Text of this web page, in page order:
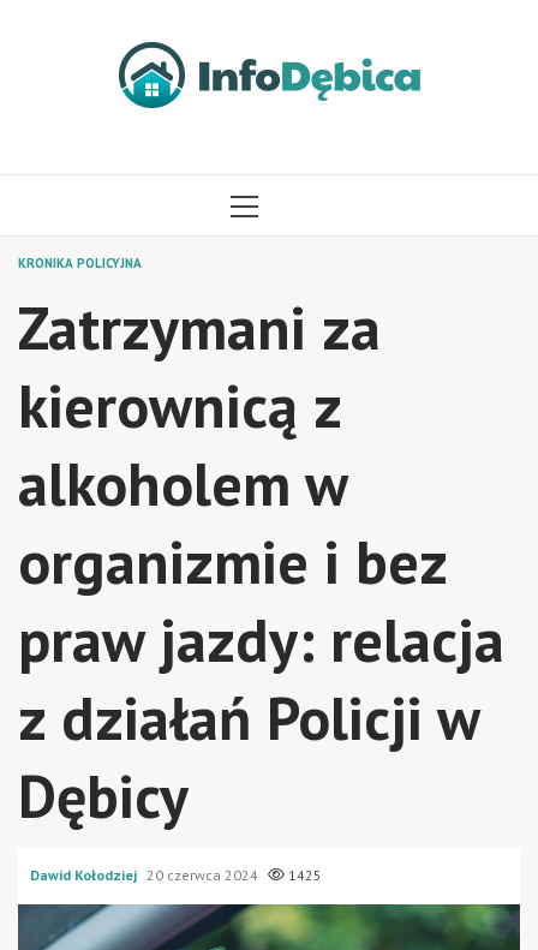
MENU
KRONIKA POLICYJNA
Zatrzymani za
kierownicą z
alkoholem w
organizmie i bez
praw jazdy: relacja
z działań Policji w
Dębicy
Dawid Kołodziej 20 czerwca 2024 1425